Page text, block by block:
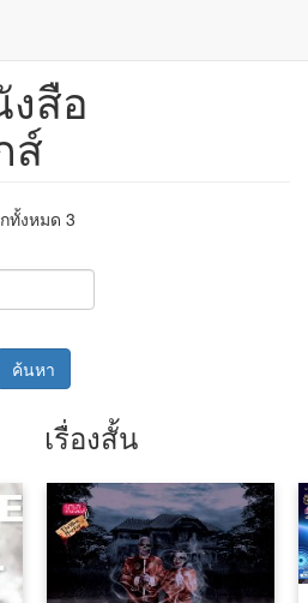
สือ
ส์
ทั้งหมด 3
ค้นหา
เรื่องสั้น